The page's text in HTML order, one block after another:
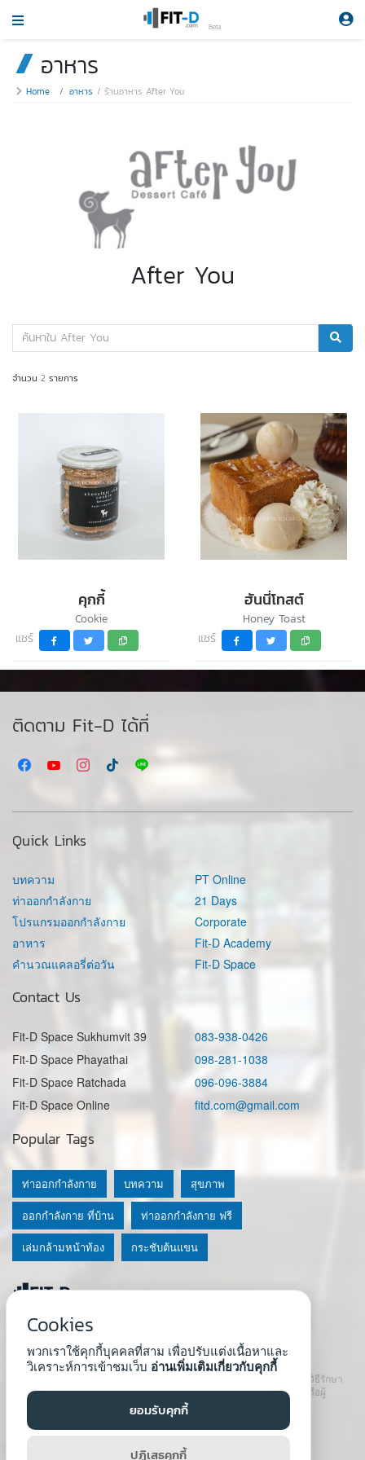
Beta
อาหาร
Home อาหาร ร้านอาหาร After You
After You
จำนวน 2 รายการ
คุกกี้
Cookie
แชร์
ฮันนี่โทสต์
Honey Toast
แชร์
ติดตาม Fit-D ได้ที่
Quick Links
บทความ
ท่าออกกำลังกาย
โปรแกรมออกกำลังกาย
อาหาร
คำนวณแคลอรี่ต่อวัน
PT Online
21 Days
Corporate
Fit-D Academy
Fit-D Space
Contact Us
Fit-D Space Sukhumvit 39
083-938-0426
Fit-D Space Phayathai
098-281-1038
Fit-D Space Ratchada
096-096-3884
Fit-D Space Online
fitd.com@gmail.com
© 2020 Fit-D.com & Fit-D Finess
About Us | นโยบายความเป็นส่วนตัว|เงื่อนไขการใช้เว็บ
เนื้อหาที่ใช้ในเว็บนี้ ไม่สามารถใช้แทนคำปรึกษา คำแนะนำ วินิจฉัย หรือวิธีรักษา
โรคที่แนะนำจากผู้เชี่ยวชาญหรือแพทย์ได้ เราสนับสนุนให้ปรึกษาแพทย์หรือผู้
เชี่ยวชาญก่อนเริ่มโปรแกรมใหม่ทุกครั้ง
Developed by :
Popular Tags
ท่าออกกำลังกาย บทความ สุขภาพ
ออกกำลังกาย ที่บ้าน ท่าออกกำลังกาย ฟรี
เล่มกล้ามหน้าท้อง กระชับต้นแขน
Cookies
พวกเราใช้คุกกี้บุคคลที่สาม เพื่อปรับแต่งเนื้อหาและ
วิเคราะห์การเข้าชมเว็บ อ่านเพิ่มเติมเกี่ยวกับคุกกี้
ยอมรับคุกกี้
ปฏิเสธคุกกี้